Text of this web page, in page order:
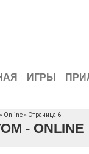
ИГРЫ
» Online » Страница 6
- ONLINE